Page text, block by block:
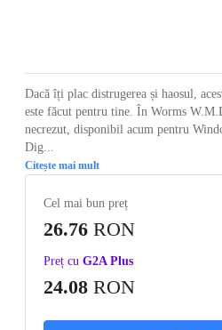
Dacă îți plac distrugerea și haosul,
este făcut pentru tine. În Worms
necrezut, disponibil acum pentru
Dig...
Citește mai mult
Cel mai bun preț
26.76 RON
Preț cu G2A Plus
24.08 RON